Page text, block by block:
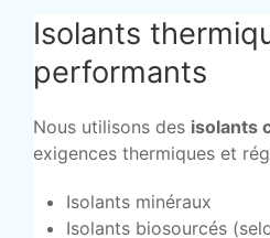
Isolants
performants
Nous utilisons des isolants
exigences thermiques et
Isolants minéraux
Isolants biosourcés